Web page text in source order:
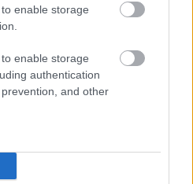
enable storage
enable storage
authentication
and other
rólunk több információt,
Továbbra is csak